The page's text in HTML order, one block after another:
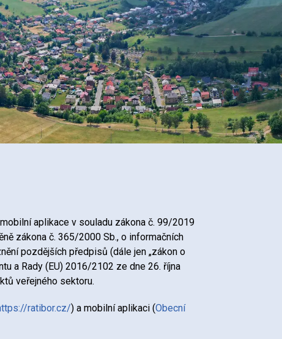
aplikace v souladu zákona č. 99/2019
zákona č. 365/2000 Sb., o informačních
pozdějších předpisů (dále jen „zákon o
a Rady (EU) 2016/2102 ze dne 26. října
veřejného sektoru.
ratibor.cz/) a mobilní aplikaci (Obecní